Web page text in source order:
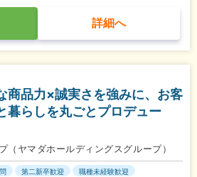
詳細へ
商品力×誠実さを強みに、お客
暮らしを丸ごとプロデュー
（ヤマダホールディングスグループ）
第二新卒歓迎
職種未経験歓迎